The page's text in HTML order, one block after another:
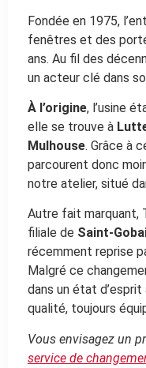
Fondée en 1975,
fenêtres et des
ans. Au fil des
un acteur clé dans
À l’origine, l’usine
elle se trouve à
Mulhouse. Grâce à
parcourent donc
notre atelier, situé
Autre fait marquant,
filiale de Saint-
récemment reprise
Malgré ce
dans un état
qualité, toujours
Vous envisagez un
service de